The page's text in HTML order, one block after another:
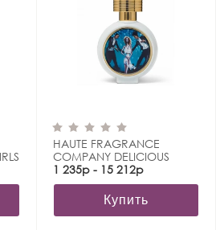
HAUTE FRAGRANCE
COMPANY DELICIOUS
KISSES
1 235р - 15 212р
Купить